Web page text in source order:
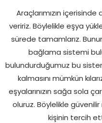
Araçlarımızın
veririz. Böylelikle eşya
sürede tamamlarız.
bağlama sistemi
bulundurduğumuz bu
kalmasını mümkün
eşyalarınızın sağa sola
oluruz. Böylelikle
kişinin tercih